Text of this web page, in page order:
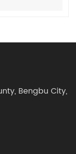
Bengbu City,